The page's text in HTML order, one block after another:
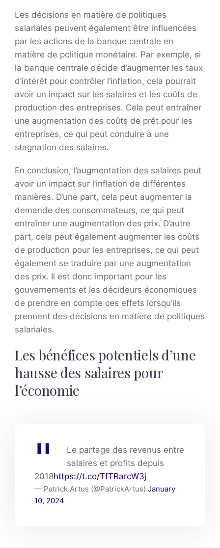
Les décisions en matière de politiques
salariales peuvent également être influencées
par les actions de la banque centrale en
matière de politique monétaire. Par exemple, si
la banque centrale décide d’augmenter les taux
d’intérêt pour contrôler l’inflation, cela pourrait
avoir un impact sur les salaires et les coûts de
production des entreprises. Cela peut entraîner
une augmentation des coûts de prêt pour les
entreprises, ce qui peut conduire à une
stagnation des salaires.
En conclusion, l’augmentation des salaires peut
avoir un impact sur l’inflation de différentes
manières. D’une part, cela peut augmenter la
demande des consommateurs, ce qui peut
entraîner une augmentation des prix. D’autre
part, cela peut également augmenter les coûts
de production pour les entreprises, ce qui peut
également se traduire par une augmentation
des prix. Il est donc important pour les
gouvernements et les décideurs économiques
de prendre en compte ces effets lorsqu’ils
prennent des décisions en matière de politiques
salariales.
Les bénéfices potentiels d’une
hausse des salaires pour
l’économie
Le partage des revenus entre
salaires et profits depuis
2018https://t.co/TfTRarcW3j
— Patrick Artus (@PatrickArtus) January
10, 2024